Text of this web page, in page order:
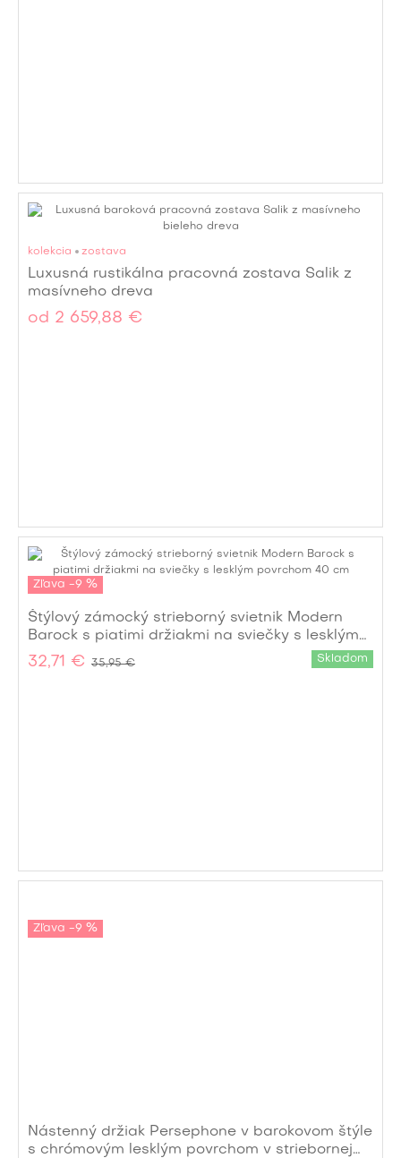
kolekcia zostava
Luxusná rustikálna pracovná zostava Salik z
masívneho dreva
od 2 659,88 €
Zľava -9 %
Štýlový zámocký strieborný svietnik Modern
Barock s piatimi držiakmi na sviečky s lesklým
povrchom 40 cm
32,71 € 35,95 € Skladom
Zľava -9 %
Nástenný držiak Persephone v barokovom štýle
s chrómovým lesklým povrchom v striebornej